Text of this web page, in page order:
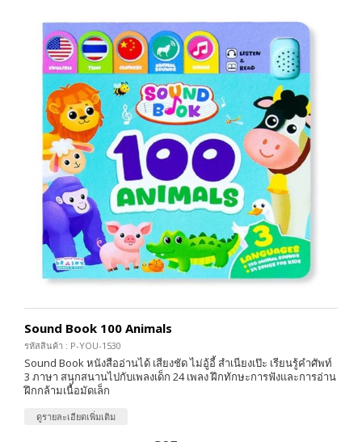
Sound Book 100 Animals
รหัสสินค้า : P-YOU-1530
Sound Book หนังสืออ่านได้ เสียงชัด ไม่อู้อี้ สำเนียงเป๊ะ เรียนรู้คำศัพท์
3 ภาษา สนุกสนานไปกับเพลงเด็ก 24 เพลง ฝึกทักษะการฟังและการอ่าน
ฝึกกล้ามเนื้อมัดเล็ก
ดูรายละเอียดเพิ่มเติม